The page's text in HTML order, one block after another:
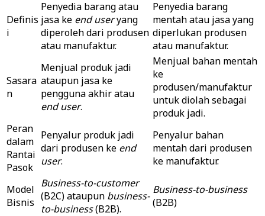
Definis
i
Penyedia barang atau
jasa ke end useryang
diperoleh dari produsen
atau manufaktur.
Penyedia barang
mentah atau jasa yang
diperlukan produsen
atau manufaktur.
Sasara
n
Menjual produk jadi
ataupun jasa ke
pengguna akhir atau
end user.
Menjual bahan mentah
ke
produsen/manufaktur
untuk diolah sebagai
produk jadi.
Peran
dalam
Rantai
Pasok
Penyalur produk jadi
dari produsen ke end
user.
Penyalur bahan
mentah dari produsen
ke manufaktur.
Model
Bisnis
Business-to-customer
(B2C) ataupun business-
to-business(B2B).
Business-to-business
(B2B)